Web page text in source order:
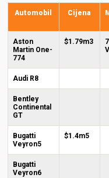
Automobil Cijena
Aston
Martin One-
774
$1.79m3
Audi R8
Bentley
Continental
GT
Bugatti
Veyron5
$1.4m5
Bugatti
Veyron6